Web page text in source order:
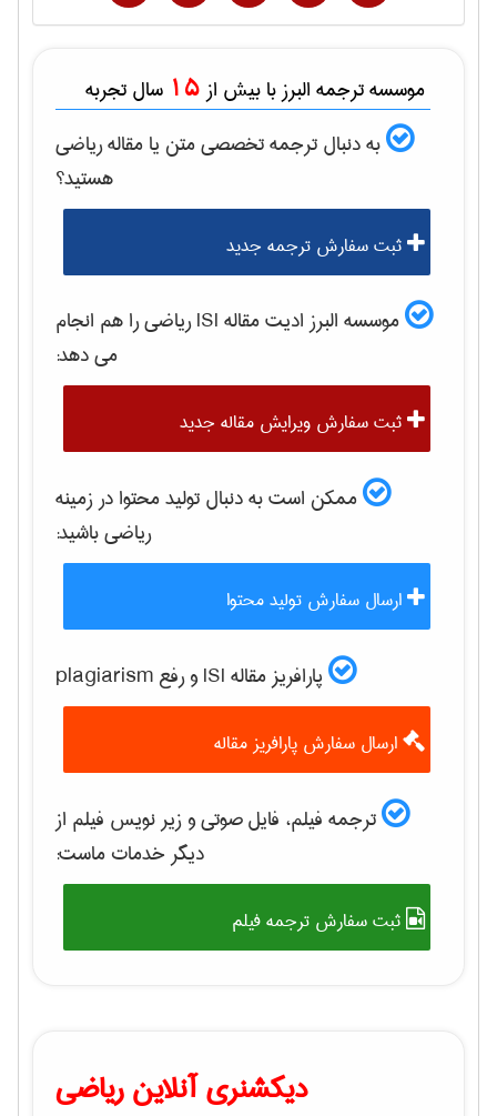
موسسه ترجمه البرز با بیش از 15 سال تجربه
به دنبال ترجمه تخصصی متن یا مقالهرياضی
هستید؟
ثبت سفارش ترجمه جدید
موسسه البرز ادیت مقاله ISI رياضیرا هم انجام
می دهد:
ثبت سفارش ویرایش مقاله جدید
ممکن است به دنبال تولید محتوا در زمینه
رياضیباشید:
ارسال سفارش تولید محتوا
پارافریز مقاله ISI و رفع plagiarism
ارسال سفارش پارافریز مقاله
ترجمه فیلم، فایل صوتی و زیر نویس فیلم از
دیگر خدمات ماست:
ثبت سفارش ترجمه فیلم
دیکشنری آنلاین ریاضی